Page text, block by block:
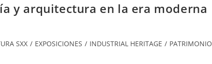
y arquitectura en la era moderna
SXX / EXPOSICIONES / INDUSTRIAL HERITAGE / PATRIMONIO